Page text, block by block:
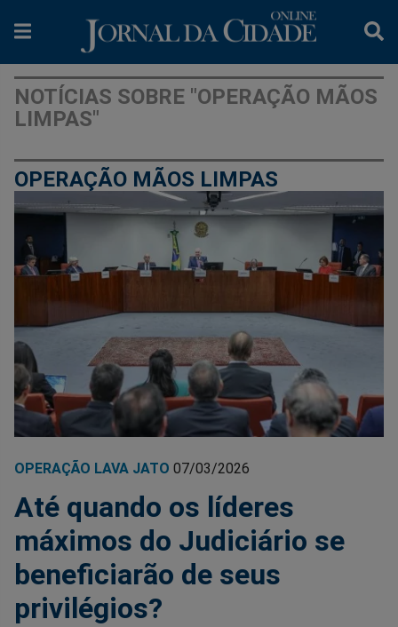
NOTÍCIAS SOBRE "OPERAÇÃO MÃOS
LIMPAS"
OPERAÇÃO MÃOS LIMPAS
OPERAÇÃO LAVA JATO 07/03/2026
Até quando os líderes
máximos do Judiciário se
beneficiarão de seus
privilégios?